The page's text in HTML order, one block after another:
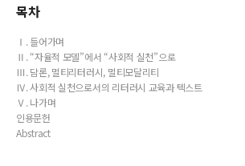
목차
Ⅰ. 들어가며
Ⅱ. “자율적 모델”에서 “사회적 실천”으로
Ⅲ. 담론, 멀티리터러시, 멀티모달리티
Ⅳ. 사회적 실천으로서의 리터러시 교육과 텍스트
Ⅴ. 나가며
인용문헌
Abstract